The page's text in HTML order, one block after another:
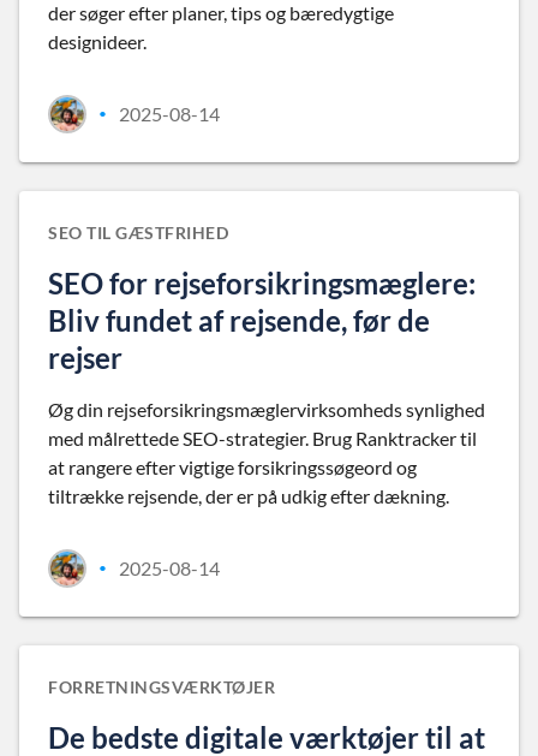
der søger efter planer, tips og bæredygtige
designideer.
• 2025-08-14
SEO TIL GÆSTFRIHED
SEO for rejseforsikringsmæglere:
Bliv fundet af rejsende, før de
rejser
Øg din rejseforsikringsmæglervirksomheds synlighed
med målrettede SEO-strategier. Brug Ranktracker til
at rangere efter vigtige forsikringssøgeord og
tiltrække rejsende, der er på udkig efter dækning.
• 2025-08-14
FORRETNINGSVÆRKTØJER
De bedste digitale værktøjer til at